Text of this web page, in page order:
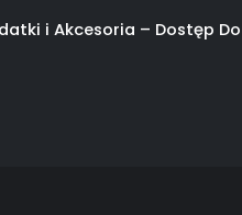
i Akcesoria – Dostęp